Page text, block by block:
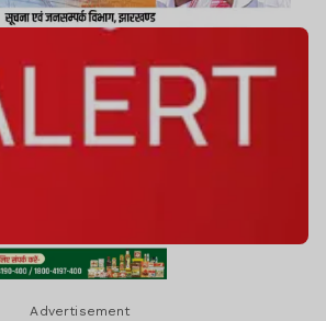
Advertisement